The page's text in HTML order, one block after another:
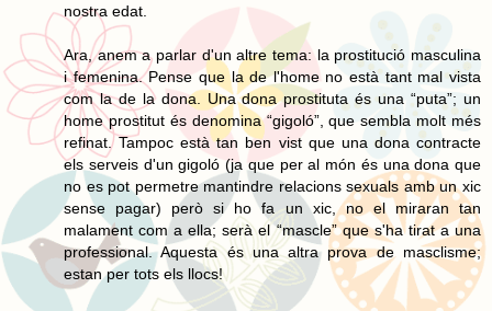
nostra edat.
Ara, anem a parlar d'un altre tema: la prostitució masculina
i femenina. Pense que la de l'home no està tant mal vista
com la de la dona. Una dona prostituta és una “puta”; un
home prostitut és denomina “gigoló”, que sembla molt més
refinat. Tampoc està tan ben vist que una dona contracte
els serveis d'un gigoló (ja que per al món és una dona que
no es pot permetre mantindre relacions sexuals amb un xic
sense pagar) però si ho fa un xic, no el miraran tan
malament com a ella; serà el “mascle” que s'ha tirat a una
professional. Aquesta és una altra prova de masclisme;
estan per tots els llocs!